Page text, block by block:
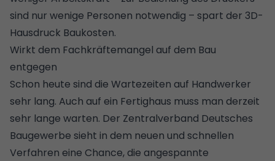
sind nur wenige Personen notwendig – spart der 3D-
Hausdruck Baukosten.
Wirkt dem Fachkräftemangel auf dem Bau
entgegen
Schon heute sind die Wartezeiten auf Handwerker
sehr lang. Auch auf ein Fertighaus muss man derzeit
sehr lange warten. Der Zentralverband Deutsches
Baugewerbe sieht in dem neuen und schnellen
Verfahren eine Chance, die angespannte